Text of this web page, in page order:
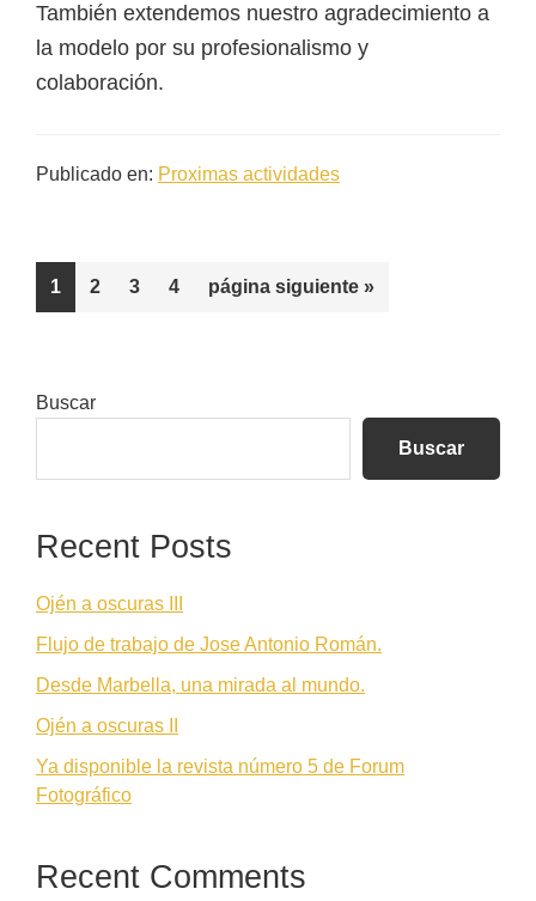
También extendemos nuestro agradecimiento a
la modelo por su profesionalismo y
colaboración.
Publicado en: Proximas actividades
Página
1 Página
2 Página
3 Página
4
Ir
página siguiente »
Barra
principal
Buscar
Buscar
Recent Posts
Ojén a oscuras III
Flujo de trabajo de Jose Antonio Román.
Desde Marbella, una mirada al mundo.
Ojén a oscuras II
Ya disponible la revista número 5 de Forum
Fotográfico
Recent Comments